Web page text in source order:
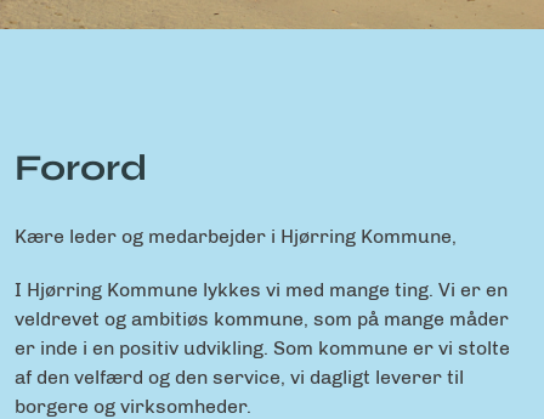
Forord
Kære leder og medarbejder i Hjørring Kommune,
I Hjørring Kommune lykkes vi med mange ting. Vi er en
veldrevet og ambitiøs kommune, som på mange måder
er inde i en positiv udvikling. Som kommune er vi stolte
af den velfærd og den service, vi dagligt leverer til
borgere og virksomheder.